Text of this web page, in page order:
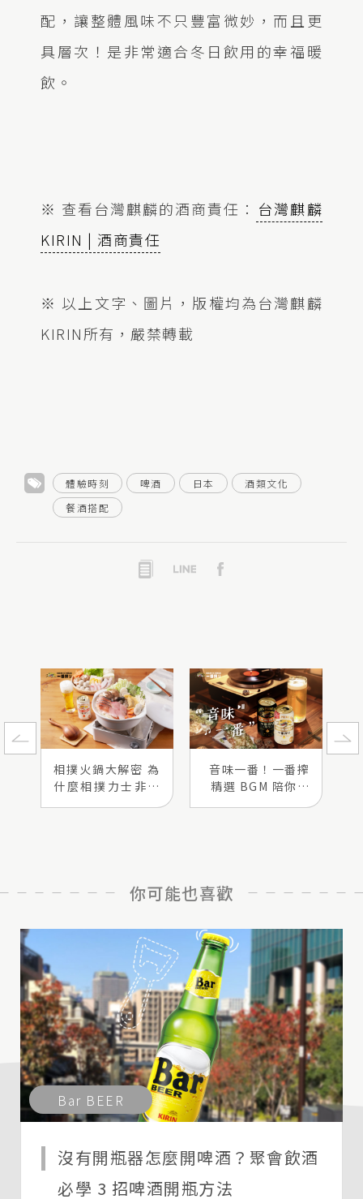
配，讓整體風味不只豐富微妙，而且更
具層次！是非常適合冬日飲用的幸福暖
飲。
※ 查看台灣麒麟的酒商責任： 台灣麒麟
KIRIN | 酒商責任
※ 以上文字、圖片，版權均為台灣麒麟
KIRIN所有，嚴禁轉載
體驗時刻 啤酒 日本
酒類文化
餐酒搭配
相撲火鍋大解密 為
什麼相撲力士非吃
音味一番！一番搾
精選 BGM 陪你懂
你可能也喜歡
Bar BEER
沒有開瓶器怎麼開啤酒？聚會飲酒
必學 3 招啤酒開瓶方法